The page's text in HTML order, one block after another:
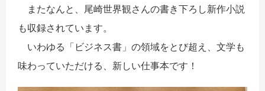
またなんと、尾崎世界観さんの書き下ろし新作小説
も収録されています。
いわゆる「ビジネス書」の領域をとび超え、文学も
味わっていただける、新しい仕事本です！